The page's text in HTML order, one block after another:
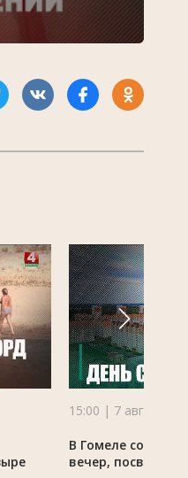
15:00 | 7 августа |
В Гомеле
вечер,